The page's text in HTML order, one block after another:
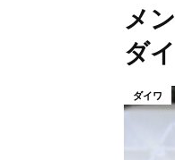
メ
ダ
ダイワ